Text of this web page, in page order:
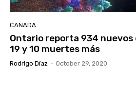
CANADA
Ontario reporta 934 nuevos
19 y 10 muertes más
Rodrigo Díaz - October 29, 2020